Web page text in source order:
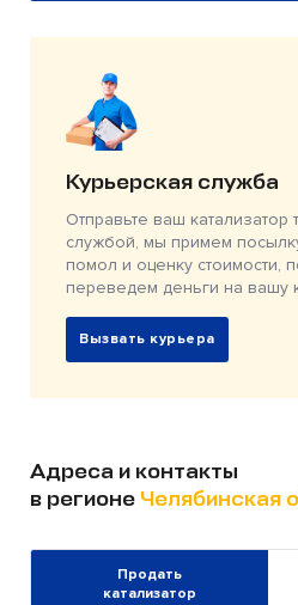
Курьерская служба
Отправьте ваш катализатор
службой, мы примем
помол и оценку стоимости,
переведем деньги на вашу
Вызвать курьера
Адреса и контакты
в регионе Челябинская
Продать
катализатор